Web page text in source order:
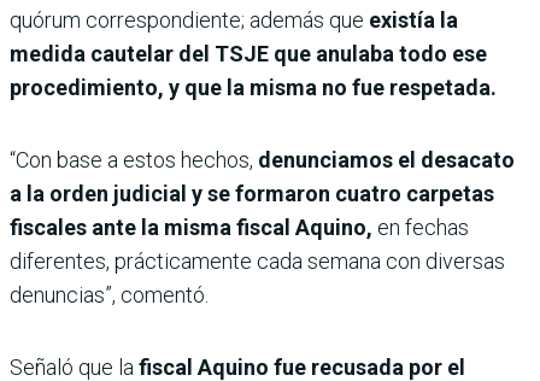
quórum correspondiente; además que existía la
medida cautelar del TSJE que anulaba todo ese
procedimiento, y que la misma no fue respetada.
“Con base a estos hechos, denunciamos el desacato
a la orden judicial y se formaron cuatro carpetas
fiscales ante la misma fiscal Aquino, en fechas
diferentes, prácticamente cada semana con diversas
denuncias”, comentó.
Señaló que la fiscal Aquino fue recusada por el